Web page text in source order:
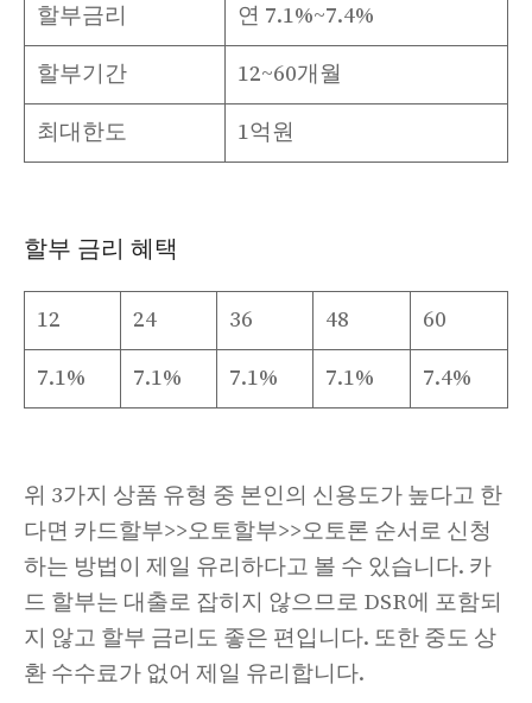
할부금리 연 7.1%~7.4%
할부기간 12~60개월
최대한도 1억원
할부 금리 혜택
12 24 36 48 60
7.1% 7.1% 7.1% 7.1% 7.4%
위 3가지 상품 유형 중 본인의 신용도가 높다고 한
다면 카드할부>>오토할부>>오토론 순서로 신청
하는 방법이 제일 유리하다고 볼 수 있습니다. 카
드 할부는 대출로 잡히지 않으므로 DSR에 포함되
지 않고 할부 금리도 좋은 편입니다. 또한 중도 상
환 수수료가 없어 제일 유리합니다.